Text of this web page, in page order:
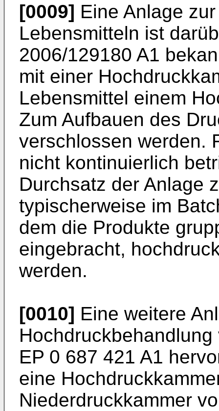
[0009] Eine Anlage
Lebensmitteln ist
2006/129180 A1
mit einer
Lebensmittel einem
Zum Aufbauen des
verschlossen werden.
nicht kontinuierlich
Durchsatz der Anlage
typischerweise im
dem die Produkte
eingebracht,
werden.
[0010] Eine weitere
EP 0 687 421 A1
eine
Niederdruckkammer